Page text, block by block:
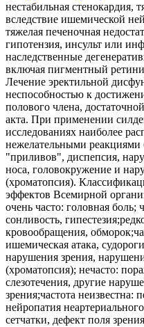
нестабильная стенокардия,
вследствие ишемической
тяжелая печеночная
гипотензия, инсульт или
наследственные
включая пигментный
Лечение эректильной
неспособностью к
полового члена,
акта. При применении
исследованиях наиболее
нежелательными
"приливов", диспепсия,
носа, головокружение и
(хроматопсия).
эффектов Всемирной
очень часто: головная боль;
сонливость,
кровообращения,
ишемическая атака,
нарушения зрения,
(хроматопсия); нечасто:
слезотечения, другие
зрения;частота неизвестна:
нейропатия
сетчатки, дефект поля